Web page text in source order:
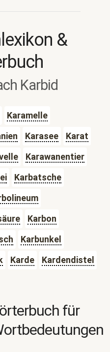
&
Karbid
Karamelle
Karasee
Karat
Karawanentier
Karbatsche
Karbon
Karbunkel
Karde
Kardendistel
für